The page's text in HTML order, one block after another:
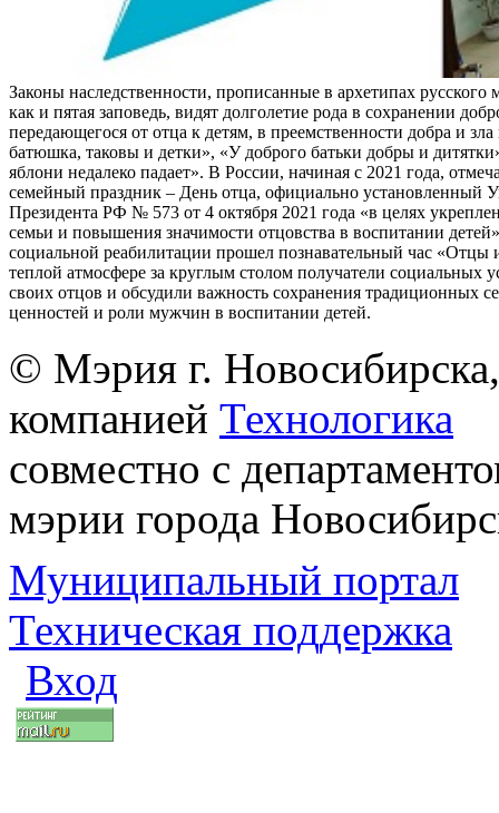
Законы наследственности, прописанные в архетипах
как и пятая заповедь, видят долголетие рода в сохранении
передающегося от отца к детям, в преемственности добра и
батюшка, таковы и детки», «У доброго батьки добры и
яблони недалеко падает». В России, начиная с 2021 года,
семейный праздник – День отца, официально установленный
Президента РФ № 573 от 4 октября 2021 года «в целях
семьи и повышения значимости отцовства в воспитании
социальной реабилитации прошел познавательный час «Отцы
теплой атмосфере за круглым столом получатели социальных
своих отцов и обсудили важность сохранения традиционных
ценностей и роли мужчин в воспитании детей.
© Мэрия г.
компанией Технологика
совместно с
мэрии города
Муниципальный портал
Техническая поддержка
Вход